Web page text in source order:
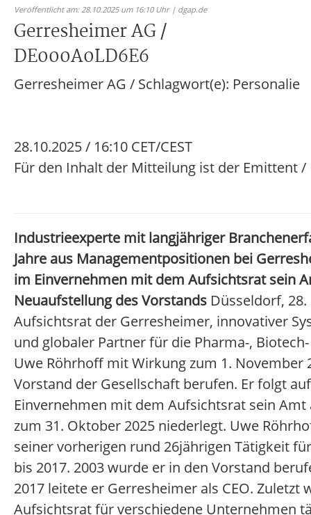
Veröffentlicht am: 28.10.2025 um 16:10 Uhr | dgap.de
Gerresheimer AG /
DE000A0LD6E6
Gerresheimer AG / Schlagwort(e): Personalie
28.10.2025 / 16:10 CET/CEST
Für den Inhalt der Mitteilung ist der Emittent
Industrieexperte mit langjähriger
Jahre aus Managementpositionen bei
im Einvernehmen mit dem Aufsichtsrat sein
Neuaufstellung des Vorstands Düsseldorf,
Aufsichtsrat der Gerresheimer, innovativer
und globaler Partner für die Pharma-,
Uwe Röhrhoff mit Wirkung zum 1. November
Vorstand der Gesellschaft berufen. Er folgt
Einvernehmen mit dem Aufsichtsrat sein Amt
zum 31. Oktober 2025 niederlegt. Uwe
seiner vorherigen rund 26jährigen Tätigkeit
bis 2017. 2003 wurde er in den Vorstand
2017 leitete er Gerresheimer als CEO. Zuletzt
Aufsichtsrat für verschiedene Unternehmen